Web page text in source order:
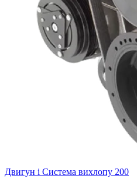
Двигун і Система вихлопу 200